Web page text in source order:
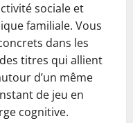
sociale et
familiale. Vous
dans les
titres qui allient
d’un même
de jeu en
cognitive.